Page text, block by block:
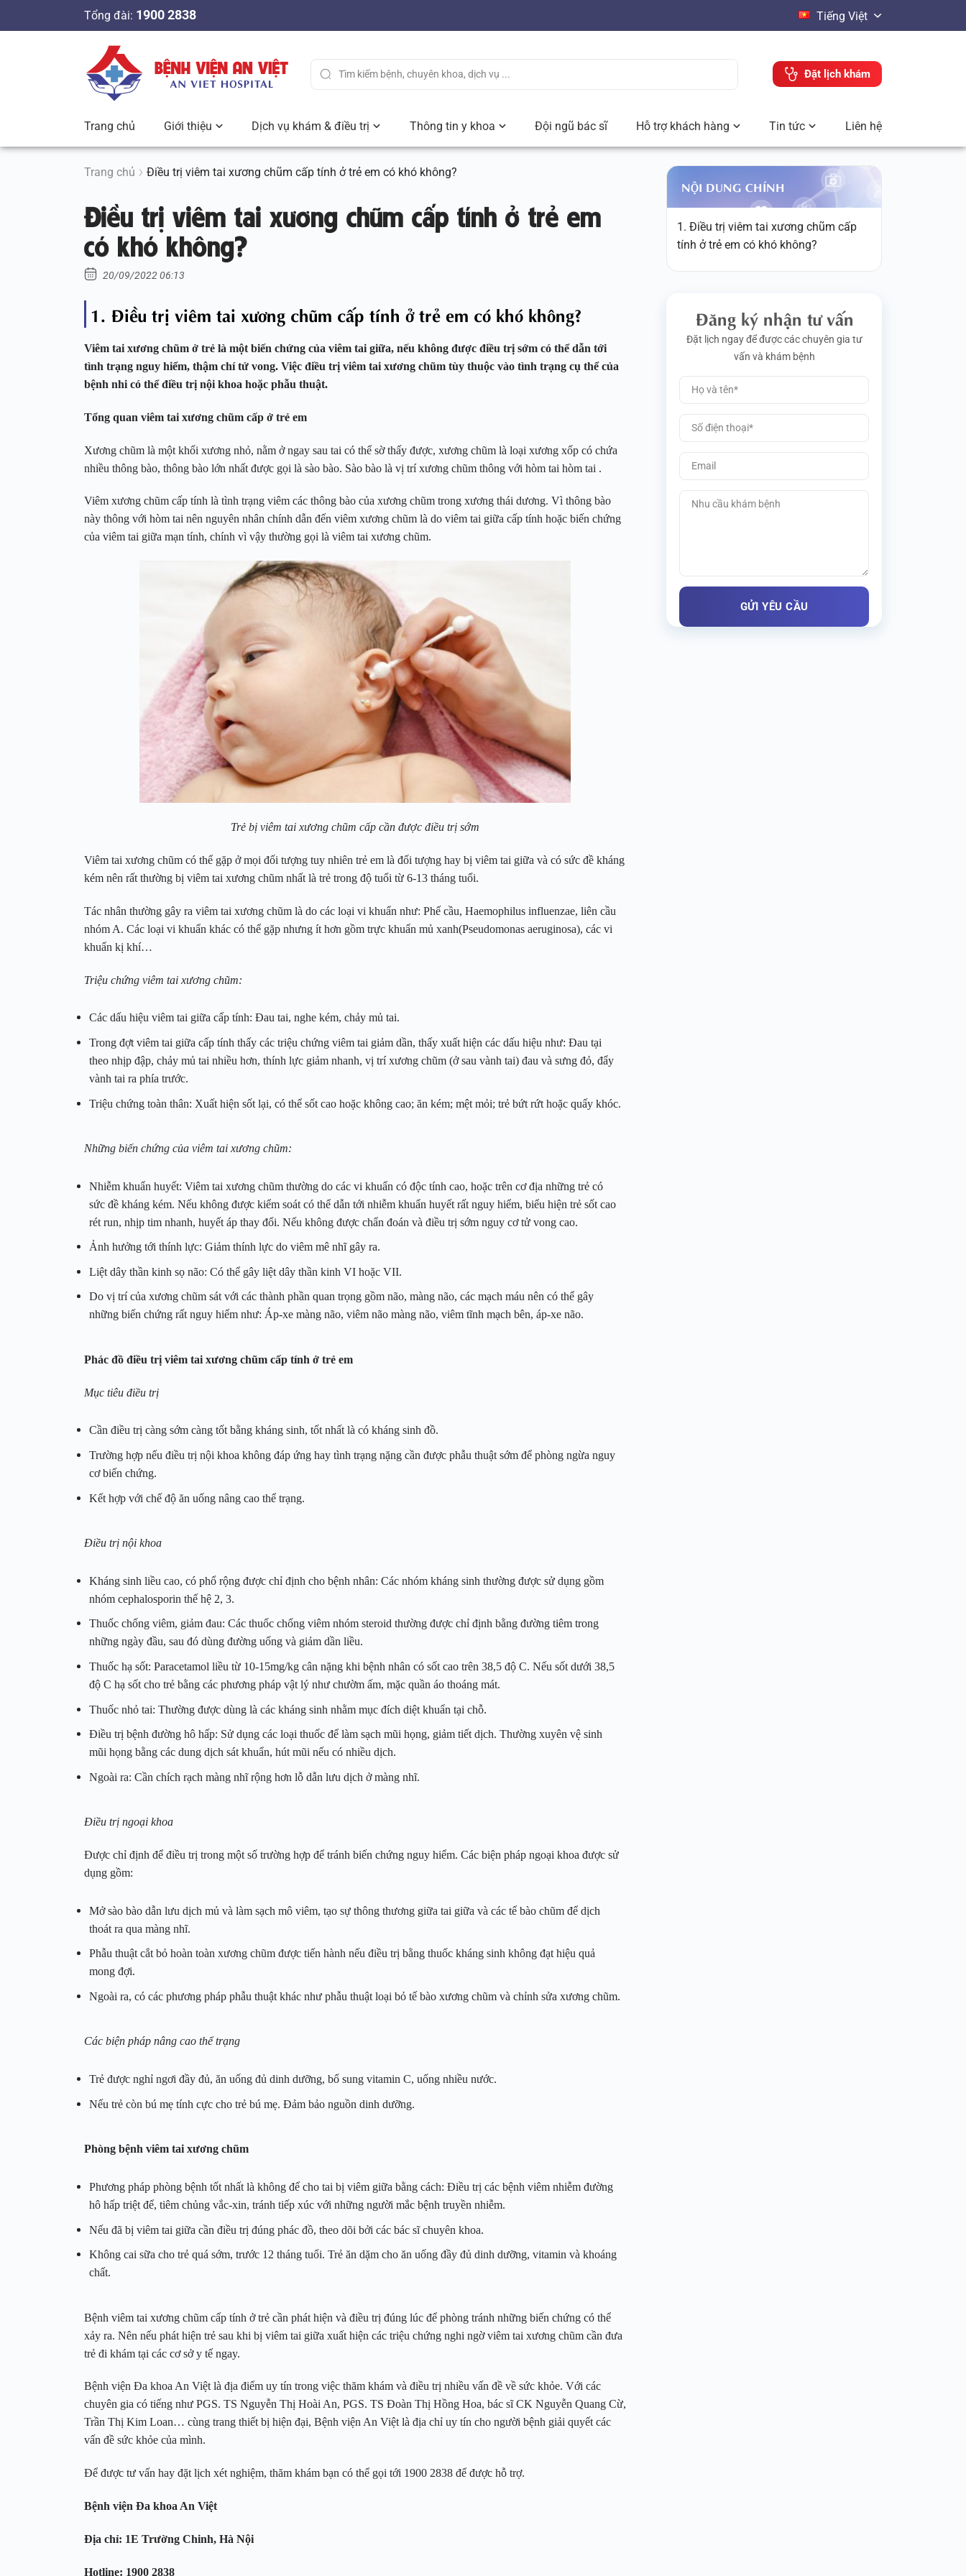
n
Tổng đài: 1900 2838 Tiếng Việt
Đặt lịch khám
Trang chủ Giới thiệu Dịch vụ khám & điều trị Thông tin y khoa Đội ngũ bác sĩ Hỗ trợ khách hàng Tin tức Liên hệ
Trang chủ Điều trị viêm tai xương chũm cấp tính ở trẻ em có khó không?
Điều trị viêm tai xương chũm cấp tính ở trẻ em
có khó không?
20/09/2022 06:13
1. Điều trị viêm tai xương chũm cấp tính ở trẻ em có khó không?
Viêm tai xương chũm ở trẻ là một biến chứng của viêm tai giữa, nếu không được điều trị sớm có thể dẫn tới
tình trạng nguy hiểm, thậm chí tử vong. Việc điều trị viêm tai xương chũm tùy thuộc vào tình trạng cụ thể của
bệnh nhi có thể điều trị nội khoa hoặc phẫu thuật.
Tổng quan viêm tai xương chũm cấp ở trẻ em
Xương chũm là một khối xương nhỏ, nằm ở ngay sau tai có thể sờ thấy được, xương chũm là loại xương xốp có chứa
nhiều thông bào, thông bào lớn nhất được gọi là sào bào. Sào bào là vị trí xương chũm thông với hòm tai hòm tai .
Viêm xương chũm cấp tính là tình trạng viêm các thông bào của xương chũm trong xương thái dương. Vì thông bào
này thông với hòm tai nên nguyên nhân chính dẫn đến viêm xương chũm là do viêm tai giữa cấp tính hoặc biến chứng
của viêm tai giữa mạn tính, chính vì vậy thường gọi là viêm tai xương chũm.
Trẻ bị viêm tai xương chũm cấp cần được điều trị sớm
Viêm tai xương chũm có thể gặp ở mọi đối tượng tuy nhiên trẻ em là đối tượng hay bị viêm tai giữa và có sức đề kháng
kém nên rất thường bị viêm tai xương chũm nhất là trẻ trong độ tuổi từ 6-13 tháng tuổi.
Tác nhân thường gây ra viêm tai xương chũm là do các loại vi khuẩn như: Phế cầu, Haemophilus influenzae, liên cầu
nhóm A. Các loại vi khuẩn khác có thể gặp nhưng ít hơn gồm trực khuẩn mủ xanh(Pseudomonas aeruginosa), các vi
khuẩn kị khí…
Triệu chứng viêm tai xương chũm:
Các dấu hiệu viêm tai giữa cấp tính: Đau tai, nghe kém, chảy mủ tai.
Trong đợt viêm tai giữa cấp tính thấy các triệu chứng viêm tai giảm dần, thấy xuất hiện các dấu hiệu như: Đau tại
theo nhịp đập, chảy mủ tai nhiều hơn, thính lực giảm nhanh, vị trí xương chũm (ở sau vành tai) đau và sưng đỏ, đẩy
vành tai ra phía trước.
Triệu chứng toàn thân: Xuất hiện sốt lại, có thể sốt cao hoặc không cao; ăn kém; mệt mỏi; trẻ bứt rứt hoặc quấy khóc.
Những biến chứng của viêm tai xương chũm:
Nhiễm khuẩn huyết: Viêm tai xương chũm thường do các vi khuẩn có độc tính cao, hoặc trên cơ địa những trẻ có
sức đề kháng kém. Nếu không được kiểm soát có thể dẫn tới nhiễm khuẩn huyết rất nguy hiểm, biểu hiện trẻ sốt cao
rét run, nhịp tim nhanh, huyết áp thay đổi. Nếu không được chẩn đoán và điều trị sớm nguy cơ tử vong cao.
Ảnh hưởng tới thính lực: Giảm thính lực do viêm mê nhĩ gây ra.
Liệt dây thần kinh sọ não: Có thể gây liệt dây thần kinh VI hoặc VII.
Do vị trí của xương chũm sát với các thành phần quan trọng gồm não, màng não, các mạch máu nên có thể gây
những biến chứng rất nguy hiểm như: Áp-xe màng não, viêm não màng não, viêm tĩnh mạch bên, áp-xe não.
Phác đồ điều trị viêm tai xương chũm cấp tính ở trẻ em
Mục tiêu điều trị
Cần điều trị càng sớm càng tốt bằng kháng sinh, tốt nhất là có kháng sinh đồ.
Trường hợp nếu điều trị nội khoa không đáp ứng hay tình trạng nặng cần được phẫu thuật sớm để phòng ngừa nguy
cơ biến chứng.
Kết hợp với chế độ ăn uống nâng cao thể trạng.
Điều trị nội khoa
Kháng sinh liều cao, có phổ rộng được chỉ định cho bệnh nhân: Các nhóm kháng sinh thường được sử dụng gồm
nhóm cephalosporin thế hệ 2, 3.
Thuốc chống viêm, giảm đau: Các thuốc chống viêm nhóm steroid thường được chỉ định bằng đường tiêm trong
những ngày đầu, sau đó dùng đường uống và giảm dần liều.
Thuốc hạ sốt: Paracetamol liều từ 10-15mg/kg cân nặng khi bệnh nhân có sốt cao trên 38,5 độ C. Nếu sốt dưới 38,5
độ C hạ sốt cho trẻ bằng các phương pháp vật lý như chườm ấm, mặc quần áo thoáng mát.
Thuốc nhỏ tai: Thường được dùng là các kháng sinh nhằm mục đích diệt khuẩn tại chỗ.
Điều trị bệnh đường hô hấp: Sử dụng các loại thuốc để làm sạch mũi họng, giảm tiết dịch. Thường xuyên vệ sinh
mũi họng bằng các dung dịch sát khuẩn, hút mũi nếu có nhiều dịch.
Ngoài ra: Cần chích rạch màng nhĩ rộng hơn lỗ dẫn lưu dịch ở màng nhĩ.
Điều trị ngoại khoa
Được chỉ định để điều trị trong một số trường hợp để tránh biến chứng nguy hiểm. Các biện pháp ngoại khoa được sử
dụng gồm:
Mở sào bào dẫn lưu dịch mủ và làm sạch mô viêm, tạo sự thông thương giữa tai giữa và các tế bào chũm để dịch
thoát ra qua màng nhĩ.
Phẫu thuật cắt bỏ hoàn toàn xương chũm được tiến hành nếu điều trị bằng thuốc kháng sinh không đạt hiệu quả
mong đợi.
Ngoài ra, có các phương pháp phẫu thuật khác như phẫu thuật loại bỏ tế bào xương chũm và chỉnh sửa xương chũm.
Các biện pháp nâng cao thể trạng
Trẻ được nghỉ ngơi đầy đủ, ăn uống đủ dinh dưỡng, bổ sung vitamin C, uống nhiều nước.
Nếu trẻ còn bú mẹ tính cực cho trẻ bú mẹ. Đảm bảo nguồn dinh dưỡng.
Phòng bệnh viêm tai xương chũm
Phương pháp phòng bệnh tốt nhất là không để cho tai bị viêm giữa bằng cách: Điều trị các bệnh viêm nhiễm đường
hô hấp triệt để, tiêm chủng vắc-xin, tránh tiếp xúc với những người mắc bệnh truyền nhiễm.
Nếu đã bị viêm tai giữa cần điều trị đúng phác đồ, theo dõi bởi các bác sĩ chuyên khoa.
Không cai sữa cho trẻ quá sớm, trước 12 tháng tuổi. Trẻ ăn dặm cho ăn uống đầy đủ dinh dưỡng, vitamin và khoáng
chất.
Bệnh viêm tai xương chũm cấp tính ở trẻ cần phát hiện và điều trị đúng lúc để phòng tránh những biến chứng có thể
xảy ra. Nên nếu phát hiện trẻ sau khi bị viêm tai giữa xuất hiện các triệu chứng nghi ngờ viêm tai xương chũm cần đưa
trẻ đi khám tại các cơ sở y tế ngay.
Bệnh viện Đa khoa An Việt là địa điểm uy tín trong việc thăm khám và điều trị nhiều vấn đề về sức khỏe. Với các
chuyên gia có tiếng như PGS. TS Nguyễn Thị Hoài An, PGS. TS Đoàn Thị Hồng Hoa, bác sĩ CK Nguyễn Quang Cừ,
Trần Thị Kim Loan… cùng trang thiết bị hiện đại, Bệnh viện An Việt là địa chỉ uy tín cho người bệnh giải quyết các
vấn đề sức khỏe của mình.
Để được tư vấn hay đặt lịch xét nghiệm, thăm khám bạn có thể gọi tới 1900 2838 để được hỗ trợ.
Bệnh viện Đa khoa An Việt
Địa chỉ: 1E Trường Chinh, Hà Nội
Hotline: 1900 2838
NỘI DUNG CHÍNH
1. Điều trị viêm tai xương chũm cấp
tính ở trẻ em có khó không?
Đăng ký nhận tư vấn
Đặt lịch ngay để được các chuyên gia tư
vấn và khám bệnh